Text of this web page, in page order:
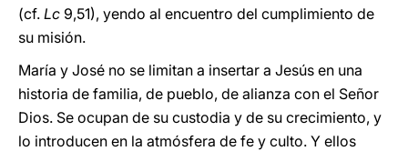
(cf. Lc 9,51), yendo al encuentro del cumplimiento de
su misión.
María y José no se limitan a insertar a Jesús en una
historia de familia, de pueblo, de alianza con el Señor
Dios. Se ocupan de su custodia y de su crecimiento, y
lo introducen en la atmósfera de fe y culto. Y ellos